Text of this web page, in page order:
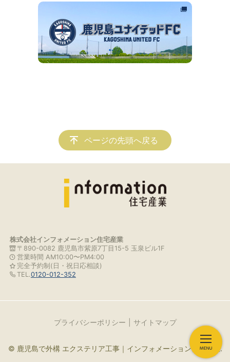
ページの先頭へ戻る
株式会社インフォメーション住宅産業
〒890-0082 鹿児島市紫原7丁目15-5 玉泉ビル1F
営業時間 AM10:00〜PM4:00
完全予約制(日・祝日応相談)
TEL.0120-012-352
プライバシーポリシー サイトマップ
© 鹿児島で外構 エクステリア工事｜インフォメーション住宅産業.